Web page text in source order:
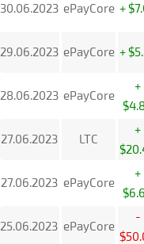
30.06.2023 ePayCore +
29.06.2023 ePayCore +
28.06.2023 ePayCore
+
27.06.2023 LTC
+
27.06.2023 ePayCore
+
25.06.2023 ePayCore
-